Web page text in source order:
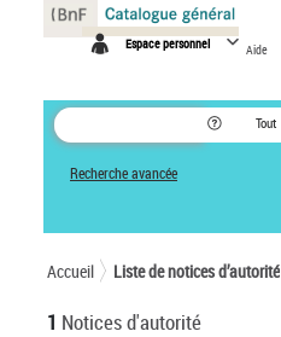
Espace personnel Aide
Tout
Recherche avancée
Accueil Liste de notices d’autorité
1 Notices d'autorité
Panneau de gestion des cookies